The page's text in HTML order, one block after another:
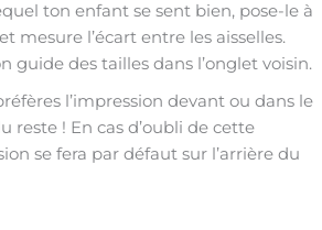
ton enfant se sent bien, pose-le à
mesure l’écart entre les aisselles.
guide des tailles dans l’onglet voisin.
l’impression devant ou dans le
reste ! En cas d’oubli de cette
se fera par défaut sur l’arrière du